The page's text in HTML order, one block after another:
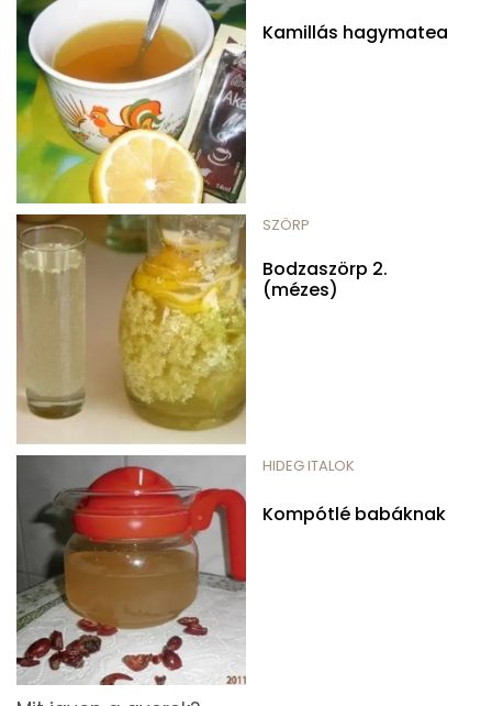
Kamillás hagymatea
SZÖRP
Bodzaszörp 2.
(mézes)
HIDEG ITALOK
Kompótlé babáknak